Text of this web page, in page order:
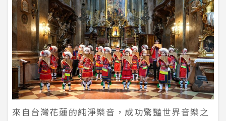
來自台灣花蓮的純淨樂音，成功驚豔世界音樂之